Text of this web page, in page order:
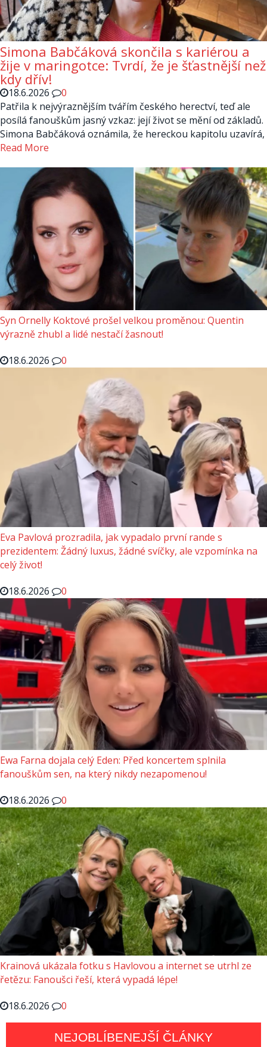
Simona Babčáková skončila s kariérou a
žije v maringotce: Tvrdí, že je šťastnější než
kdy dřív!
18.6.2026
0
Patřila k nejvýraznějším tvářím českého herectví, teď ale
posílá fanouškům jasný vzkaz: její život se mění od základů.
Simona Babčáková oznámila, že hereckou kapitolu uzavírá,
Read More
Syn Ornelly Koktové prošel velkou proměnou: Quentin
výrazně zhubl a lidé nestačí žasnout!
18.6.2026
0
Eva Pavlová prozradila, jak vypadalo první rande s
prezidentem: Žádný luxus, žádné svíčky, ale vzpomínka na
celý život!
18.6.2026
0
Ewa Farna dojala celý Eden: Před koncertem splnila
fanouškům sen, na který nikdy nezapomenou!
18.6.2026
0
Krainová ukázala fotku s Havlovou a internet se utrhl ze
řetězu: Fanoušci řeší, která vypadá lépe!
18.6.2026
0
NEJOBLÍBENEJŠÍ ČLÁNKY